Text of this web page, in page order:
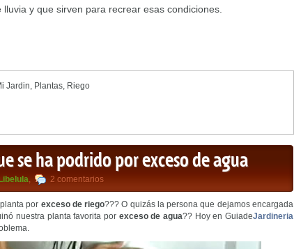
y que sirven para recrear esas condiciones.
Jardin, Plantas, Riego
se ha podrido por exceso de agua
Libelula, 2 comentarios
por exceso de riego??? O quizás la persona que dejamos encargada
nuestra planta favorita por exceso de agua?? Hoy en GuiadeJardineria